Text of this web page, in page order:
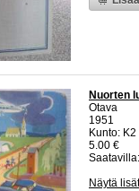
Nuorten
Otava
1951
Kunto:
5.00 €
Näytä